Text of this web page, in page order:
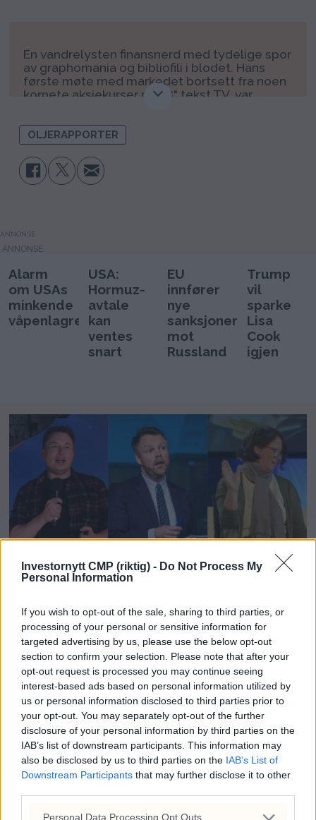
Investornytt CMP (riktig) - Do Not Process My
Personal Information
If you wish to opt-out of the sale, sharing to third parties, or
processing of your personal or sensitive information for
targeted advertising by us, please use the below opt-out
section to confirm your selection. Please note that after your
opt-out request is processed you may continue seeing
interest-based ads based on personal information utilized by
us or personal information disclosed to third parties prior to
your opt-out. You may separately opt-out of the further
disclosure of your personal information by third parties on the
IAB’s list of downstream participants. This information may
also be disclosed by us to third parties on the IAB’s List of
Downstream Participants that may further disclose it to other
Personal Data Processing Opt Outs
En vandrelysten finansnerd med tydelige spor
av graphomania og bibliofili i blodet. Hans
første møte med markedet bortsett fra noen
kornete aksjekurser på 28" tekst TV, var
Offshore, ODIN Norden og ODIN Finland, helt
tilfeldig. Etter å først dyppet stortåen
forsiktig ned i vannet ble han etter hvert
hektet. I 2002 gjorde han sin første handel i en
enkeltaksje, Selskapet hadde ticker
liten korreksjon noen måneder senere, han
elsket det! Nå kombinerer han sine to
hobbyer, skriving og finans og smelter dem
sammen til en lidenskap.
OLJERAPPORTER
ANNONSE
Alarm
om USAs
minkende
våpenlagre
USA:
Hormuz-
avtale
kan
ventes
snart
EU
innfører
nye
sanksjoner
mot
Russland
Trump
vil
sparke
Lisa
Cook
igjen
«ekstremist»